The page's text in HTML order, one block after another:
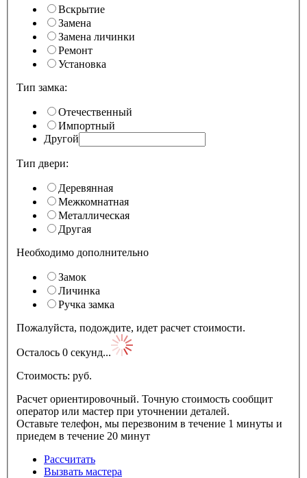
Вскрытие
Замена
Замена личинки
Ремонт
Установка
Тип замка:
Отечественный
Импортный
Другой
Тип двери:
Деревянная
Межкомнатная
Металлическая
Другая
Необходимо дополнительно
Замок
Личинка
Ручка замка
Пожалуйста, подождите, идет расчет стоимости.
Осталось 0 секунд...
Стоимость: pуб.
Расчет ориентировочный. Точную стоимость сообщит
оператор или мастер при уточнении деталей.
Оставьте телефон, мы перезвоним в течение 1 минуты и
приедем в течение 20 минут
Рассчитать
Вызвать мастера